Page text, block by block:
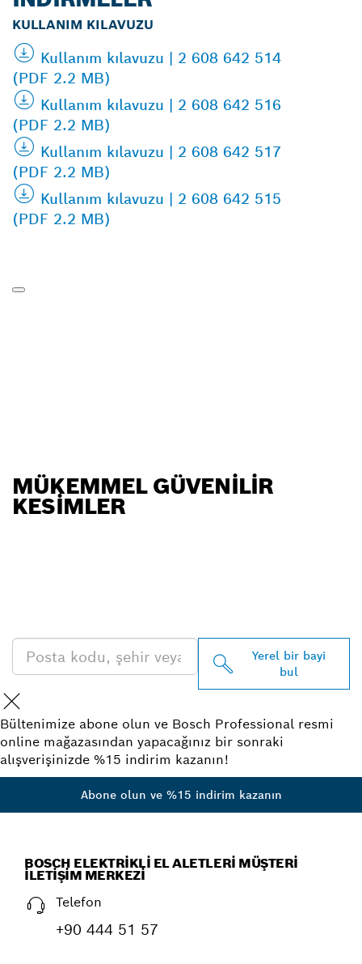
KULLANIM KILAVUZU
Kullanım kılavuzu | 2 608 642 514
(PDF 2.2 MB)
Kullanım kılavuzu | 2 608 642 516
(PDF 2.2 MB)
Kullanım kılavuzu | 2 608 642 517
(PDF 2.2 MB)
Kullanım kılavuzu | 2 608 642 515
(PDF 2.2 MB)
MÜKEMMEL GÜVENILIR
KESIMLER
Yerel bir bayi
bul
Bültenimize abone olun ve Bosch Professional resmi
online mağazasından yapacağınız bir sonraki
alışverişinizde %15 indirim kazanın!
Abone olun ve %15 indirim kazanın
BOSCH ELEKTRIKLI EL ALETLERI MÜŞTERI
İLETIŞIM MERKEZI
Telefon
+90 444 51 57